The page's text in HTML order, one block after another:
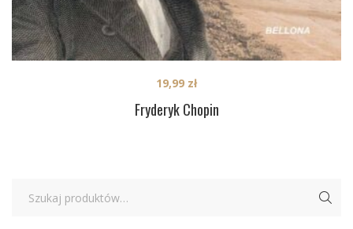
Fryderyk Chopin
19,99 zł